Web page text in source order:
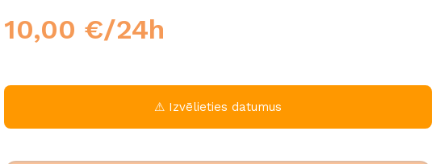
10,00 €/24h
⚠ Izvēlieties datumus